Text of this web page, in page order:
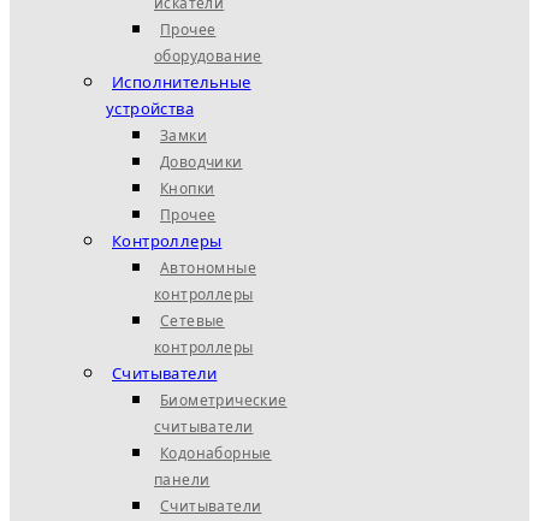
Прочее
оборудование
Исполнительные
устройства
Замки
Доводчики
Кнопки
Прочее
Контроллеры
Автономные
контроллеры
Сетевые
контроллеры
Считыватели
Биометрические
считыватели
Кодонаборные
панели
Считыватели